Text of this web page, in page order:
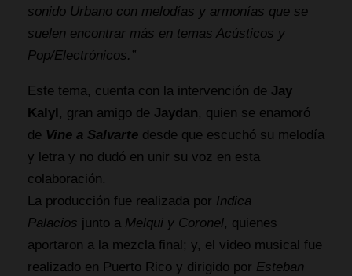
sonido Urbano con melodías y armonías que se
suelen encontrar más en temas Acústicos y
Pop/Electrónicos.”
Este tema, cuenta con la intervención de Jay
Kalyl , gran amigo de Jaydan, quien se enamoró
de Vine a Salvarte desde que escuchó su melodía
y letra y no dudó en unir su voz en esta
colaboración.
La producción fue realizada por Indica
Palacios junto a Melqui y Coronel, quienes
aportaron a la mezcla final; y, el video musical fue
realizado en Puerto Rico y dirigido por Esteban